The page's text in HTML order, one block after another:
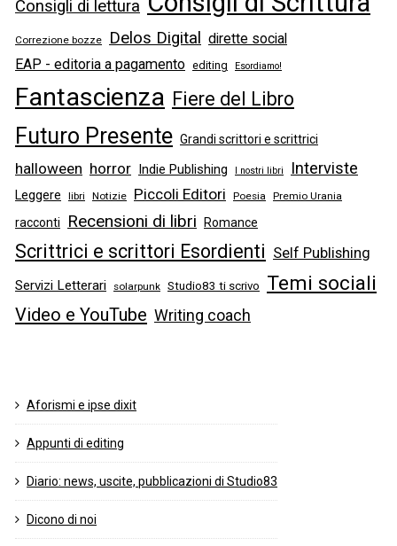
Consigli di lettura
Correzione bozze Delos Digital
dirette social
EAP - editoria a pagamento editing Esordiamo!
Fantascienza Fiere del Libro
Futuro Presente Grandi scrittori e scrittrici
halloween horror Indie Publishing I nostri libri Interviste
Leggere libri Notizie Piccoli Editori Poesia Premio Urania
racconti Recensioni di libri Romance
Scrittrici e scrittori Esordienti Self Publishing
Servizi Letterari solarpunk Studio83 ti scrivo Temi sociali
Video e YouTube Writing coach
Aforismi e ipse dixit
Appunti di editing
Diario: news, uscite, pubblicazioni di Studio83
Dicono di noi